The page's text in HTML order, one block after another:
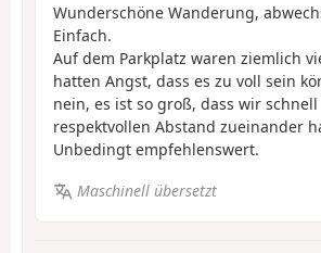
Wunderschöne Wanderung,
Einfach.
Auf dem Parkplatz waren ziemlich
hatten Angst, dass es zu voll sein
nein, es ist so groß, dass wir
respektvollen Abstand zueinander
Unbedingt empfehlenswert.
Maschinell übersetzt